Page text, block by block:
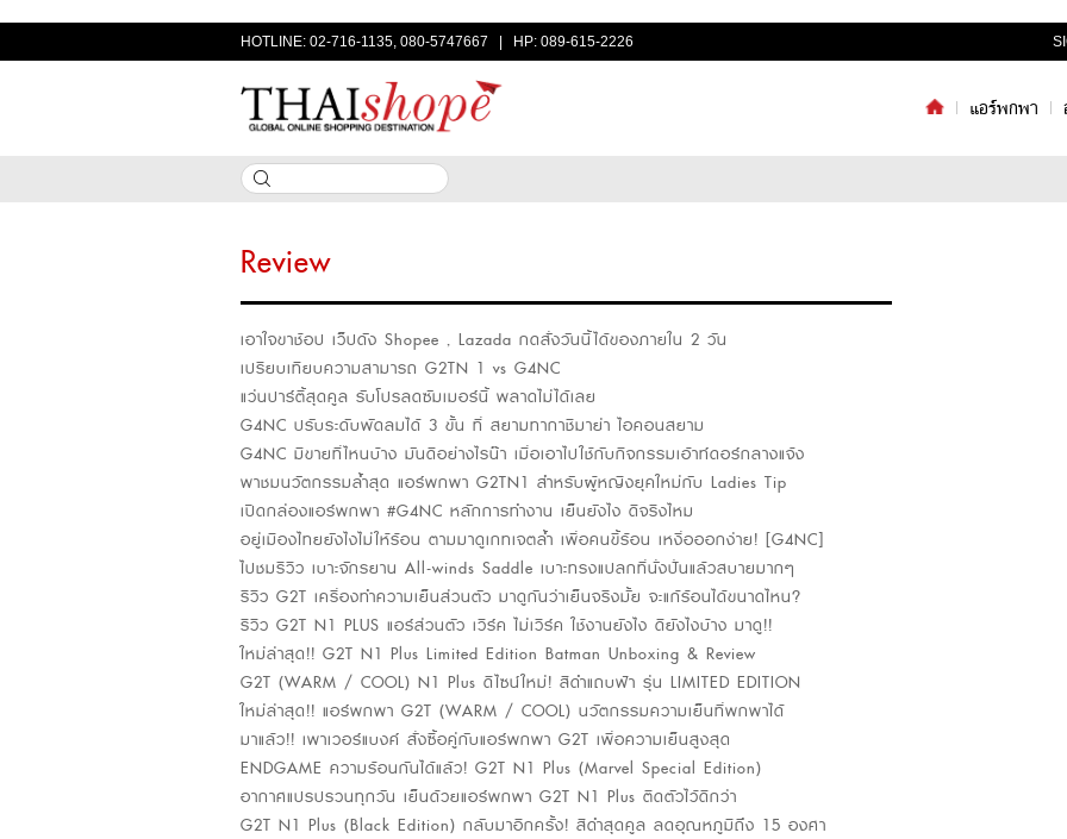
HOTLINE: 02-716-1135, 080-5747667 | HP: 089-615-2226
แอร์พกพา
Review
เอาใจขาช้อป เว็ปดัง Shopee , Lazada กดสั่งวันนี้ได้ของภายใน 2 วัน
เปรียบเทียบความสามารถ G2TN 1 vs G4NC
แว่นปาร์ตี้สุดคูล รับโปรลดซัมเมอร์นี้ พลาดไม่ได้เลย
G4NC ปรับระดับพัดลมได้ 3 ขั้น ที่ สยามทากาชิมาย่า ไอคอนสยาม
G4NC มีขายที่ไหนบ้าง มันดีอย่างไรน๊า เมื่อเอาไปใช้กับกิจกรรมเอ้าท์ดอร์กลางแจ้ง
พาชมนวัตกรรมล้ำสุด แอร์พกพา G2TN1 สำหรับผู้หญิงยุคใหม่กับ Ladies Tip
เปิดกล่องแอร์พกพา #G4NC หลักการทำงาน เย็นยังไง ดีจริงไหม
อยู่เมืองไทยยังไงไม่ให้ร้อน ตามมาดูเกทเจตล้ำ เพื่อคนขี้ร้อน เหงื่อออกง่าย! [G4NC]
ไปชมรีวิว เบาะจักรยาน All-winds Saddle เบาะทรงแปลกที่นั่งปั่นแล้วสบายมากๆ
รีวิว G2T เครื่องทำความเย็นส่วนตัว มาดูกันว่าเย็นจริงมั้ย จะแก้ร้อนได้ขนาดไหน?
รีวิว G2T N1 PLUS แอร์ส่วนตัว เวิร์ค ไม่เวิร์ค ใช้งานยังไง ดียังไงบ้าง มาดู!!
ใหม่ล่าสุด!! G2T N1 Plus Limited Edition Batman Unboxing & Review
G2T (WARM / COOL) N1 Plus ดีไซน์ใหม่! สีดำแถบฟ้า รุ่น LIMITED EDITION
ใหม่ล่าสุด!! แอร์พกพา G2T (WARM / COOL) นวัตกรรมความเย็นที่พกพาได้
มาแล้ว!! เพาเวอร์แบงค์ สั่งซื้อคู่กับแอร์พกพา G2T เพื่อความเย็นสูงสุด
ENDGAME ความร้อนกันได้แล้ว! G2T N1 Plus (Marvel Special Edition)
อากาศแปรปรวนทุกวัน เย็นด้วยแอร์พกพา G2T N1 Plus ติดตัวไว้ดีกว่า
G2T N1 Plus (Black Edition) กลับมาอีกครั้ง! สีดำสุดคูล ลดอุณหภูมิถึง 15 องศา